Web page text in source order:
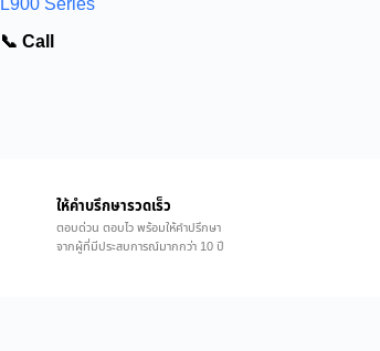
📞 Call
ให้คำบรึกษารวดเร็ว
ตอบด่วน ตอบไว พร้อมให้คำปรึกษา
จากผู้ที่มีประสบการณ์มากกว่า 10 ปี